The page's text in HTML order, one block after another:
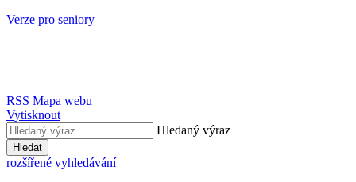
Verze pro seniory
RSS Mapa webu
Vytisknout
Hledaný výraz
Hledat
rozšířené vyhledávání